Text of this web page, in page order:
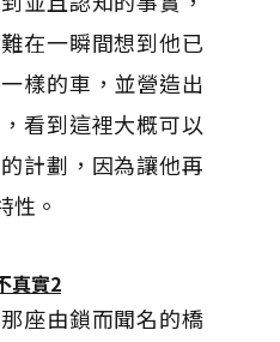
在一瞬間想到他已
樣的車，並營造出
看到這裡大概可以
計劃，因為讓他再
性。
座由鎖而聞名的橋